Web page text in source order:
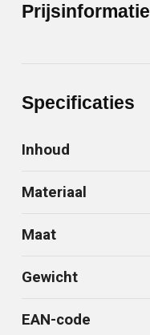
Prijsinformatie
Specificaties
Inhoud
Materiaal
Maat
Gewicht
EAN-code